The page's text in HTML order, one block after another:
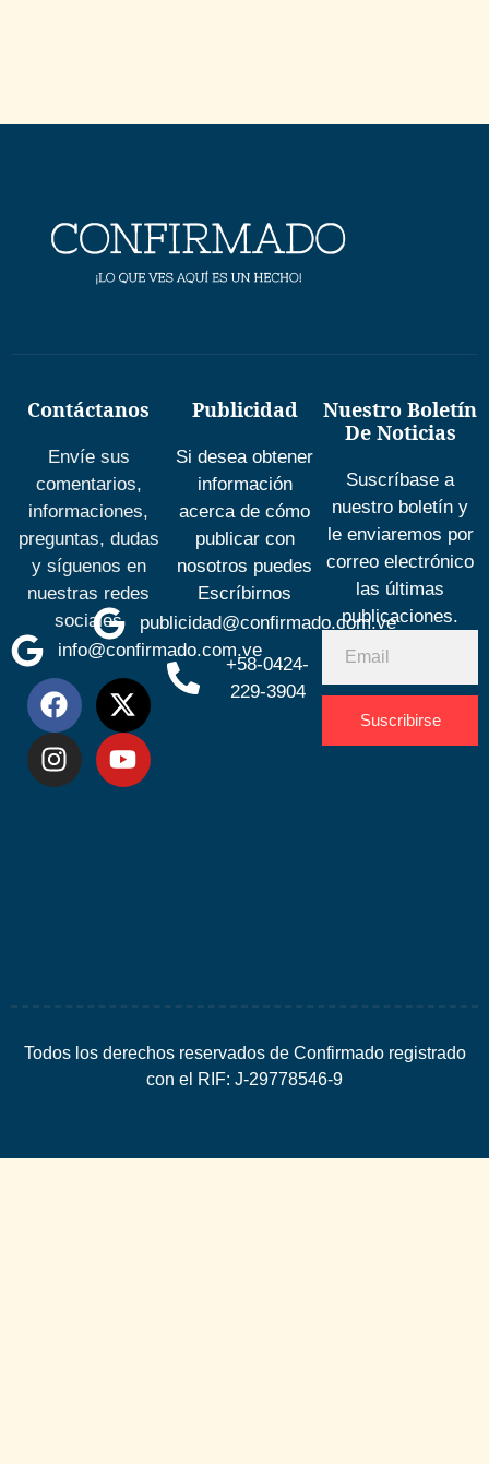
Contáctanos
Envíe sus
comentarios,
informaciones,
preguntas, dudas
y síguenos en
nuestras redes
sociales
info@confirmado.com.ve
Publicidad
Si desea obtener
información
acerca de cómo
publicar con
nosotros puedes
Escríbirnos
publicidad@confirmado.com.ve
+58-0424-
229-3904
Nuestro Boletín
De Noticias
Suscríbase a
nuestro boletín y
le enviaremos por
correo electrónico
las últimas
publicaciones.
Suscribirse
Todos los derechos reservados de Confirmado registrado
con el RIF: J-29778546-9